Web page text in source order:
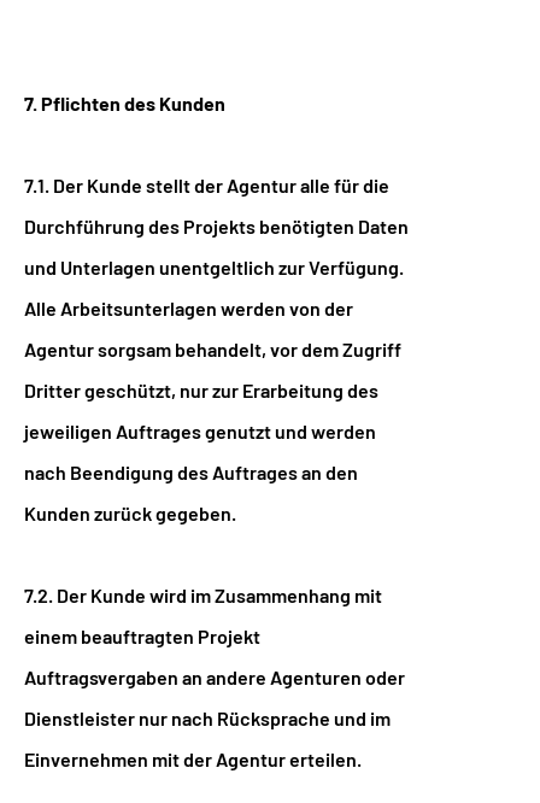
7. Pflichten des Kunden
7.1. Der Kunde stellt der Agentur alle für die
Durchführung des Projekts benötigten Daten
und Unterlagen unentgeltlich zur Verfügung.
Alle Arbeitsunterlagen werden von der
Agentur sorgsam behandelt, vor dem Zugriff
Dritter geschützt, nur zur Erarbeitung des
jeweiligen Auftrages genutzt und werden
nach Beendigung des Auftrages an den
Kunden zurück gegeben.
7.2. Der Kunde wird im Zusammenhang mit
einem beauftragten Projekt
Auftragsvergaben an andere Agenturen oder
Dienstleister nur nach Rücksprache und im
Einvernehmen mit der Agentur erteilen.